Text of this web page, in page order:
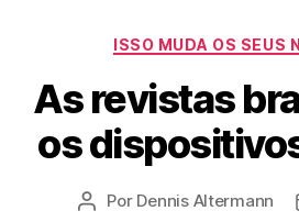
ISSO MUDA OS SEUS
As revistas
os
Autor
Por Dennis Altermann